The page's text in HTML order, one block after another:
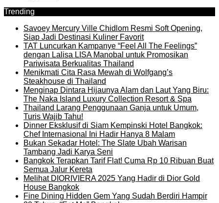
Trending
Savoey Mercury Ville Chidlom Resmi Soft Opening,
Siap Jadi Destinasi Kuliner Favorit
TAT Luncurkan Kampanye “Feel All The Feelings”
dengan Lalisa LISA Manobal untuk Promosikan
Pariwisata Berkualitas Thailand
Menikmati Cita Rasa Mewah di Wolfgang’s
Steakhouse di Thailand
Menginap Dintara Hijaunya Alam dan Laut Yang Biru:
The Naka Island Luxury Collection Resort & Spa
Thailand Larang Penggunaan Ganja untuk Umum,
Turis Wajib Tahu!
Dinner Eksklusif di Siam Kempinski Hotel Bangkok:
Chef Internasional Ini Hadir Hanya 8 Malam
Bukan Sekadar Hotel: The Slate Ubah Warisan
Tambang Jadi Karya Seni
Bangkok Terapkan Tarif Flat! Cuma Rp 10 Ribuan Buat
Semua Jalur Kereta
Melihat DIORIVIERA 2025 Yang Hadir di Dior Gold
House Bangkok
Fine Dining Hidden Gem Yang Sudah Berdiri Hampir